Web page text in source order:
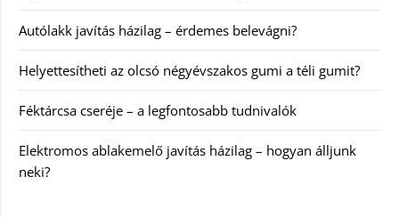
Autólakk javítás házilag – érdemes belevágni?
Helyettesítheti az olcsó négyévszakos gumi a téli gumit?
Féktárcsa cseréje – a legfontosabb tudnivalók
Elektromos ablakemelő javítás házilag – hogyan álljunk
neki?